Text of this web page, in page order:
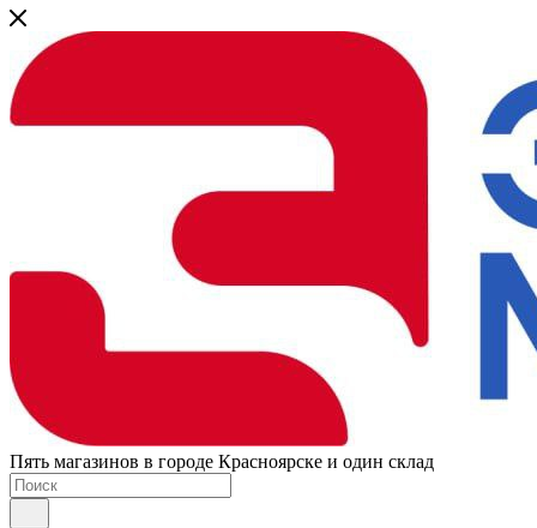
Пять магазинов в городе Красноярске и один склад